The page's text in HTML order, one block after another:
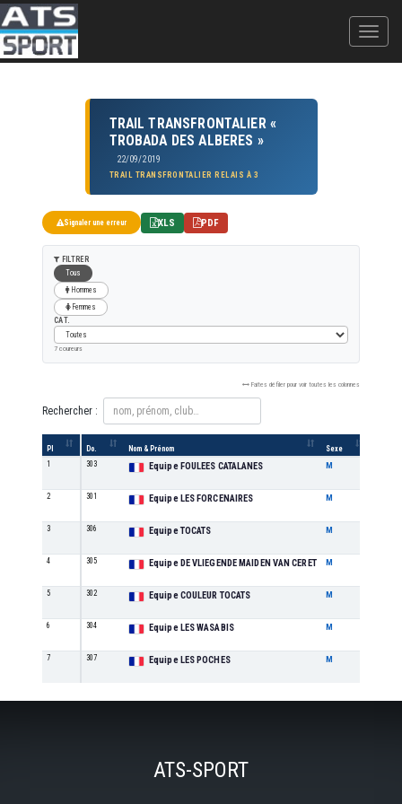
TRAIL TRANSFRONTALIER «
TROBADA DES ALBERES »
22/09/2019
TRAIL TRANSFRONTALIER RELAIS À 3
Signaler une erreur XLS PDF
FILTRER
Tous
Hommes
Femmes
CAT.
7 coureurs
Faites défiler pour voir toutes les colonnes
Rechercher :
Pl Do. Nom & Prénom Sexe
1
303 Equipe FOULEES CATALANES M
2 301 Equipe LES FORCENAIRES M
3 306 Equipe TOCATS M
4 305 Equipe DE VLIEGENDE MAIDEN VAN CERET M
5 302 Equipe COULEUR TOCATS M
6 304 Equipe LES WASABIS M
7 307 Equipe LES POCHES M
ATS-SPORT